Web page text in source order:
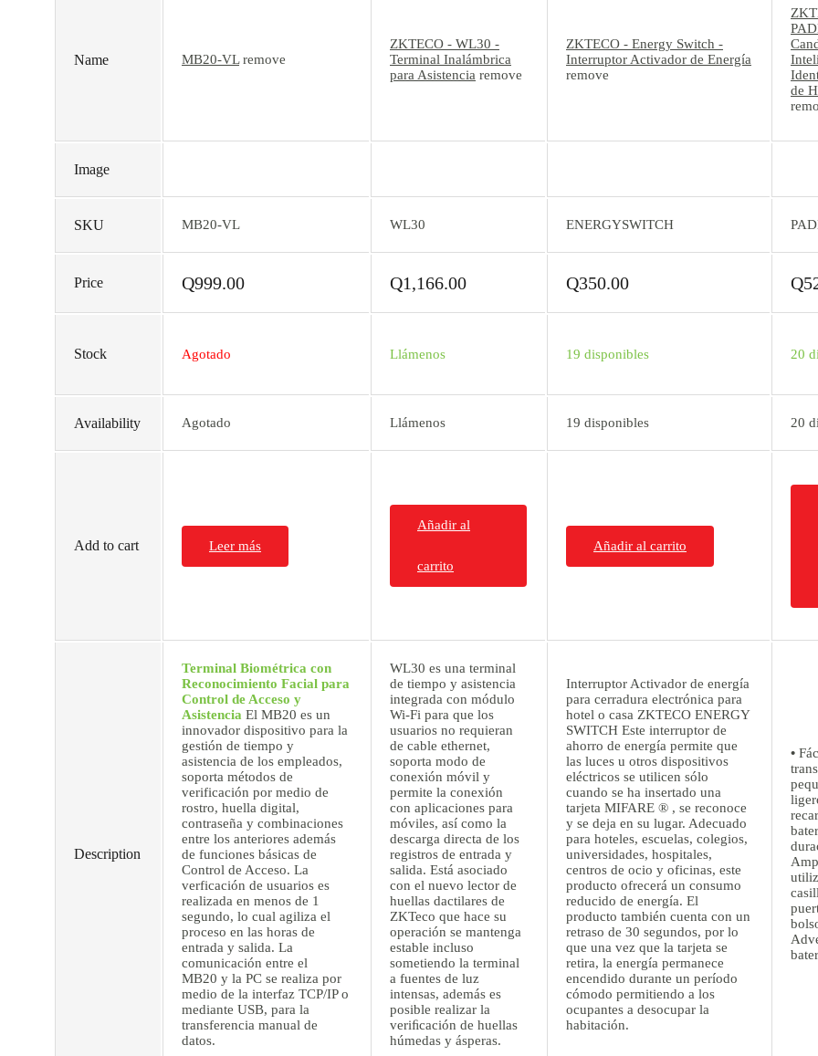
Name MB20-VL remove
ZKTECO - WL30 -
Terminal Inalámbrica
para Asistencia remove
ZKTECO - Energy Switch -
Interruptor Activador de Energía
remove
de
Image
SKU MB20-VL WL30 ENERGYSWITCH
Price Q999.00 Q1,166.00 Q350.00 Q
Stock Agotado Llámenos 19 disponibles 20
Availability Agotado Llámenos 19 disponibles 20
Add to cart Leer más
Añadir al
carrito
Añadir al carrito
Description
Terminal Biométrica con
Reconocimiento Facial para
Control de Acceso y
Asistencia El MB20 es un
innovador dispositivo para la
gestión de tiempo y
asistencia de los empleados,
soporta métodos de
verificación por medio de
rostro, huella digital,
contraseña y combinaciones
entre los anteriores además
de funciones básicas de
Control de Acceso. La
verficación de usuarios es
realizada en menos de 1
segundo, lo cual agiliza el
proceso en las horas de
entrada y salida. La
comunicación entre el
MB20 y la PC se realiza por
medio de la interfaz TCP/IP o
mediante USB, para la
transferencia manual de
datos.
WL30 es una terminal
de tiempo y asistencia
integrada con módulo
Wi-Fi para que los
usuarios no requieran
de cable ethernet,
soporta modo de
conexión móvil y
permite la conexión
con aplicaciones para
móviles, así como la
descarga directa de los
registros de entrada y
salida. Está asociado
con el nuevo lector de
huellas dactilares de
ZKTeco que hace su
operación se mantenga
estable incluso
sometiendo la terminal
a fuentes de luz
intensas, además es
posible realizar la
veriﬁcación de huellas
húmedas y ásperas.
Interruptor Activador de energía
para cerradura electrónica para
hotel o casa ZKTECO ENERGY
SWITCH Este interruptor de
ahorro de energía permite que
las luces u otros dispositivos
eléctricos se utilicen sólo
cuando se ha insertado una
tarjeta MIFARE ® , se reconoce
y se deja en su lugar. Adecuado
para hoteles, escuelas, colegios,
universidades, hospitales,
centros de ocio y oficinas, este
producto ofrecerá un consumo
reducido de energía. El
producto también cuenta con un
retraso de 30 segundos, por lo
que una vez que la tarjeta se
retira, la energía permanece
encendido durante un período
cómodo permitiendo a los
ocupantes a desocupar la
habitación.
•